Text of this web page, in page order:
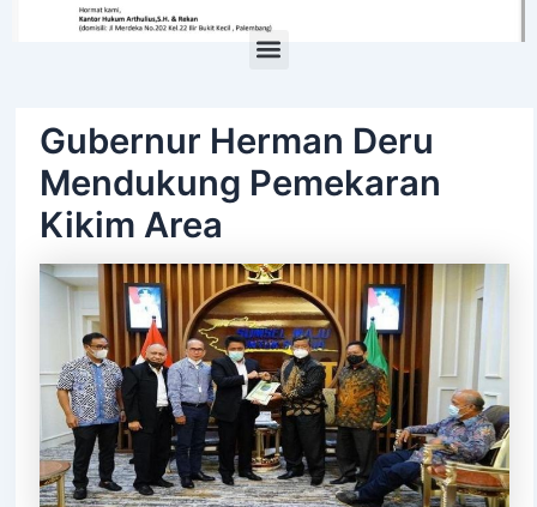
Gubernur Herman Deru
Mendukung Pemekaran
Kikim Area